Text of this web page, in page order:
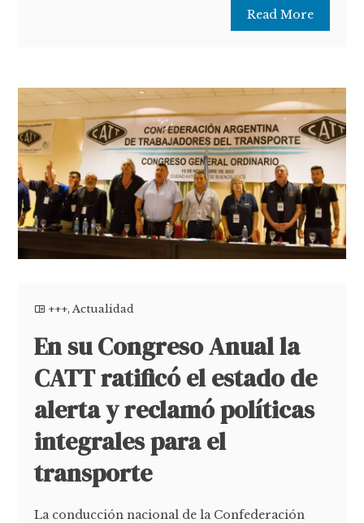
Read More
+++,Actualidad
En su Congreso Anual la
CATT ratificó el estado de
alerta y reclamó políticas
integrales para el
transporte
La conducción nacional de la Confederación